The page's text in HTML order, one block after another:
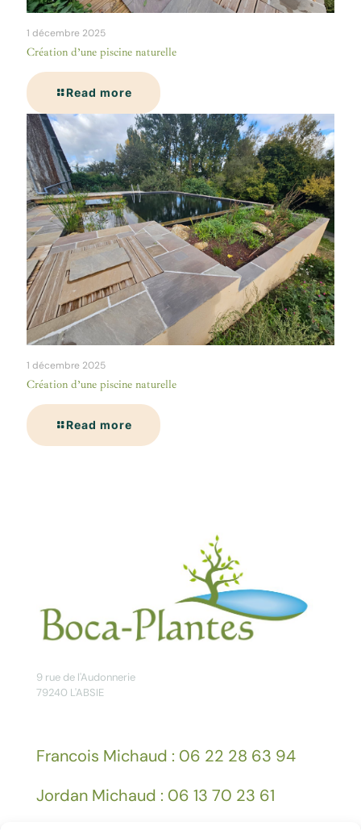
1 décembre 2025
Création d’une piscine naturelle
Read more
1 décembre 2025
Création d’une piscine naturelle
Read more
9 rue de l'Audonnerie
79240 L'ABSIE
Francois Michaud : 06 22 28 63 94
Jordan Michaud : 06 13 70 23 61